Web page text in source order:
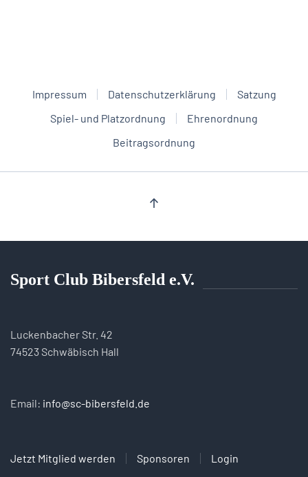
Impressum Datenschutzerklärung
Satzung
Spiel- und Platzordnung
Ehrenordnung
Beitragsordnung
Sport Club Bibersfeld e.V.
Luckenbacher Str. 42
74523 Schwäbisch Hall
Email: info@sc-bibersfeld.de
Jetzt Mitglied werden Sponsoren Login